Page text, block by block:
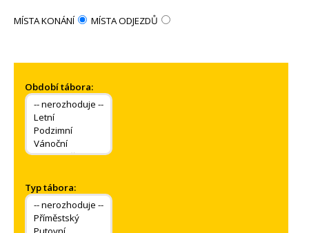
MÍSTA KONÁNÍ MÍSTA ODJEZDŮ
Období tábora:
Typ tábora: